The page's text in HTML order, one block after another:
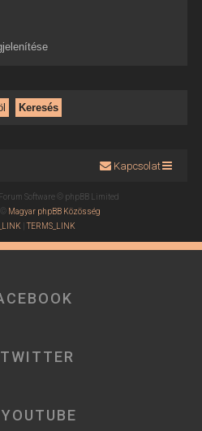
Kapcsolat
Software © phpBB Limited
Magyar phpBB Közösség
|TERMS_LINK
TWITTER
YOUTUBE